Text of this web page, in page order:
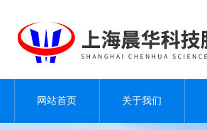
网站首页 关于我们